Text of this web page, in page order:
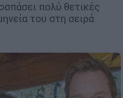
πολύ θετικές
του στη σειρά